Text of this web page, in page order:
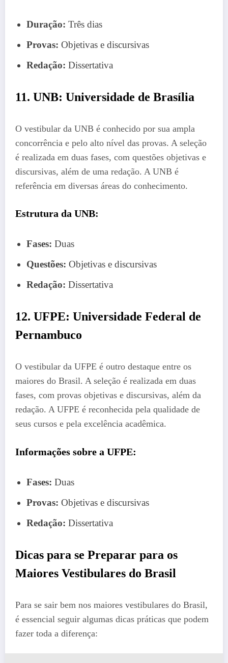
Duração: Três dias
Provas: Objetivas e discursivas
Redação: Dissertativa
11. UNB: Universidade de Brasília
O vestibular da UNB é conhecido por sua ampla
concorrência e pelo alto nível das provas. A seleção
é realizada em duas fases, com questões objetivas e
discursivas, além de uma redação. A UNB é
referência em diversas áreas do conhecimento.
Estrutura da UNB:
Fases: Duas
Questões: Objetivas e discursivas
Redação: Dissertativa
12. UFPE: Universidade Federal de
Pernambuco
O vestibular da UFPE é outro destaque entre os
maiores do Brasil. A seleção é realizada em duas
fases, com provas objetivas e discursivas, além da
redação. A UFPE é reconhecida pela qualidade de
seus cursos e pela excelência acadêmica.
Informações sobre a UFPE:
Fases: Duas
Provas: Objetivas e discursivas
Redação: Dissertativa
Dicas para se Preparar para os
Maiores Vestibulares do Brasil
Para se sair bem nos maiores vestibulares do Brasil,
é essencial seguir algumas dicas práticas que podem
fazer toda a diferença: